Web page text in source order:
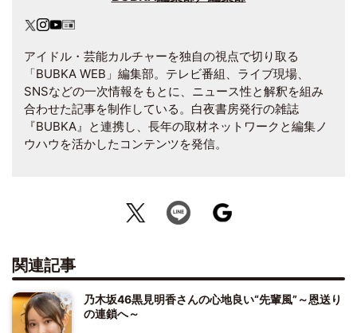
アイドル・芸能カルチャーを独自の視点で切り取る
「BUBKA WEB」編集部。テレビ番組、ライブ現場、
SNSなどの一次情報をもとに、ニュース性と解釈を組み
合わせた記事を制作している。白夜書房発行の雑誌
『BUBKA』と連携し、長年の取材ネットワークと編集ノ
ウハウを活かしたコンテンツを発信。
関連記事
乃木坂46黒見明香さんの心地良い“先輩風”～恩送り
の連鎖へ～